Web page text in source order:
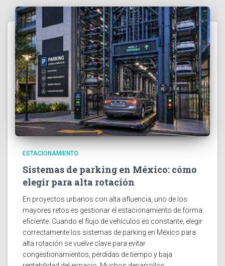
ESTACIONAMIENTO
Sistemas de parking en México: cómo
elegir para alta rotación
En proyectos urbanos con alta afluencia, uno de los
mayores retos es gestionar el estacionamiento de forma
eficiente. Cuando el flujo de vehículos es constante, elegir
correctamente los sistemas de parking en México para
alta rotación se vuelve clave para evitar
congestionamientos, pérdidas de tiempo y baja